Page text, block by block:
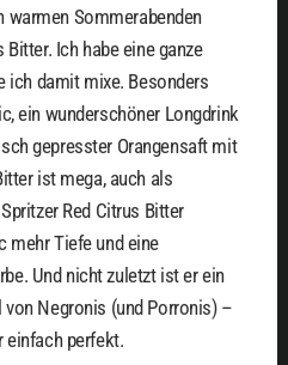
Sommerabenden
Ich habe eine ganze
ich damit mixe. Besonders
ein wunderschöner Longdrink
gepresster Orangensaft mit
ist mega, auch als
Red Citrus Bitter
mehr Tiefe und eine
Und nicht zuletzt ist er ein
Negronis (und Porronis) –
einfach perfekt.